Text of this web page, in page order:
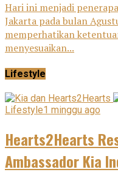
Hari ini menjadi
Jakarta pada bulan
memperhatikan
menyesuaikan...
Lifestyle
Lifestyle1 minggu ago
Hearts2Hearts
Ambassador Kia